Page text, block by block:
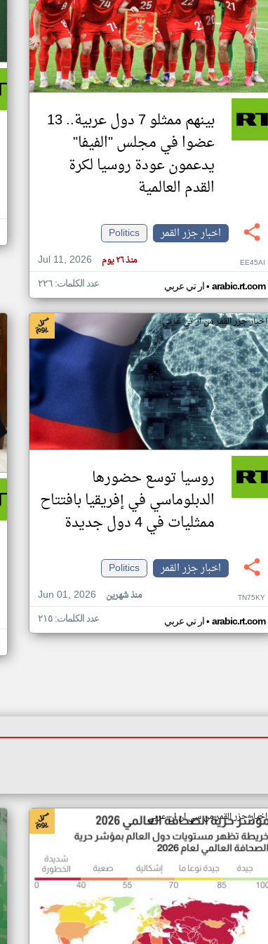
بينهم ممثلو 7 دول عربية.. 13
عضوا في مجلس "الفيفا"
يدعمون عودة روسيا لكرة
القدم العالمية
اخبار جزر القمر
Politics
Jul 11, 2026
منذ ٢٦ يوم EE45AI
ار تي عربي• arabic.rt.com عدد الكلمات: ٢٢٦
اخبار جزر القمر من ار تي عربي
روسيا توسع حضورها
الدبلوماسي في إفريقيا بافتتاح
ممثليات في 4 دول جديدة
اخبار جزر القمر
Politics
Jun 01, 2026
منذ شهرين TN75KY
ار تي عربي• arabic.rt.com عدد الكلمات: ٢١٥
اخبار جزر القمر من سي ان ان عربي